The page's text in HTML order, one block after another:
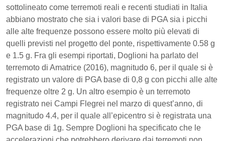
sottolineato come terremoti reali e recenti studiati in Italia
abbiano mostrato che sia i valori base di PGA sia i picchi
alle alte frequenze possono essere molto più elevati di
quelli previsti nel progetto del ponte, rispettivamente 0.58 g
e 1.5 g. Fra gli esempi riportati, Doglioni ha parlato del
terremoto di Amatrice (2016), magnitudo 6, per il quale si è
registrato un valore di PGA base di 0,8 g con picchi alle alte
frequenze oltre 2 g. Un altro esempio è un terremoto
registrato nei Campi Flegrei nel marzo di quest’anno, di
magnitudo 4.4, per il quale all’epicentro si è registrata una
PGA base di 1g. Sempre Doglioni ha specificato che le